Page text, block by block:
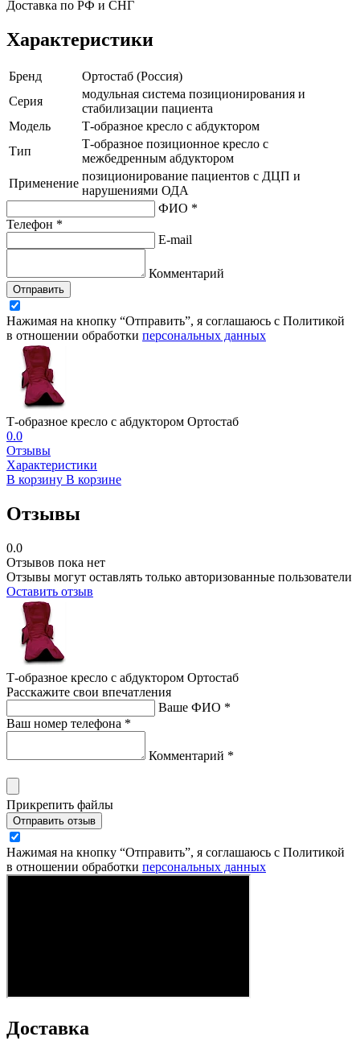
Доставка по РФ и СНГ
Характеристики
Бренд
Ортостаб (Россия)
Серия
модульная система позиционирования и
стабилизации пациента
Модель
Т-образное кресло с абдуктором
Тип
Т-образное позиционное кресло с
межбедренным абдуктором
Применение
позиционирование пациентов с ДЦП и
нарушениями ОДА
ФИО *
Телефон *
E-mail
Комментарий
Отправить
Нажимая на кнопку “Отправить”, я соглашаюсь с Политикой
в отношении обработки персональных данных
Т-образное кресло с абдуктором Ортостаб
0.0
Отзывы
Характеристики
В корзину В корзине
Отзывы
0.0
Отзывов пока нет
Отзывы могут оставлять только авторизованные пользователи
Оставить отзыв
Т-образное кресло с абдуктором Ортостаб
Расскажите свои впечатления
Ваше ФИО *
Ваш номер телефона *
Комментарий *
Прикрепить файлы
Отправить отзыв
Нажимая на кнопку “Отправить”, я соглашаюсь с Политикой
в отношении обработки персональных данных
Доставка